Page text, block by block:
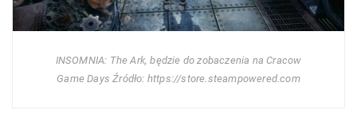
INSOMNIA: The Ark, będzie do zobaczenia na Cracow
Game Days Źródło: https://store.steampowered.com